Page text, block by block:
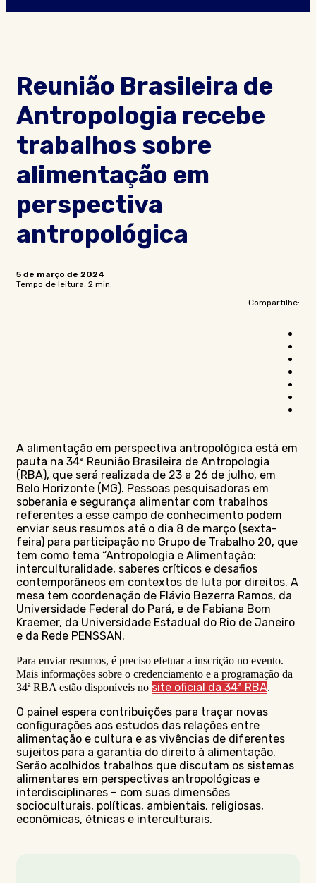
Reunião Brasileira de
Antropologia recebe
trabalhos sobre
alimentação em
perspectiva
antropológica
5 de março de 2024
Tempo de leitura: 2 min.
Compartilhe:
A alimentação em perspectiva antropológica está em
pauta na 34ª Reunião Brasileira de Antropologia
(RBA), que será realizada de 23 a 26 de julho, em
Belo Horizonte (MG). Pessoas pesquisadoras em
soberania e segurança alimentar com trabalhos
referentes a esse campo de conhecimento podem
enviar seus resumos até o dia 8 de março (sexta-
feira) para participação no Grupo de Trabalho 20, que
tem como tema “Antropologia e Alimentação:
interculturalidade, saberes críticos e desafios
contemporâneos em contextos de luta por direitos. A
mesa tem coordenação de Flávio Bezerra Ramos, da
Universidade Federal do Pará, e de Fabiana Bom
Kraemer, da Universidade Estadual do Rio de Janeiro
e da Rede PENSSAN.
Para enviar resumos, é preciso efetuar a inscrição no evento.
Mais informações sobre o credenciamento e a programação da
34ª RBA estão disponíveis no site oficial da 34ª RBA.
O painel espera contribuições para traçar novas
configurações aos estudos das relações entre
alimentação e cultura e as vivências de diferentes
sujeitos para a garantia do direito à alimentação.
Serão acolhidos trabalhos que discutam os sistemas
alimentares em perspectivas antropológicas e
interdisciplinares – com suas dimensões
socioculturais, políticas, ambientais, religiosas,
econômicas, étnicas e interculturais.